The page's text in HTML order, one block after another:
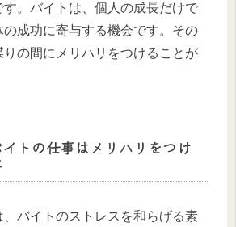
す。バイトは、個人の成長だけで
の成功に寄与する機会です。その
りの間にメリハリをつけることが
トの仕事はメリハリをつけ
バイトのストレスを和らげる素